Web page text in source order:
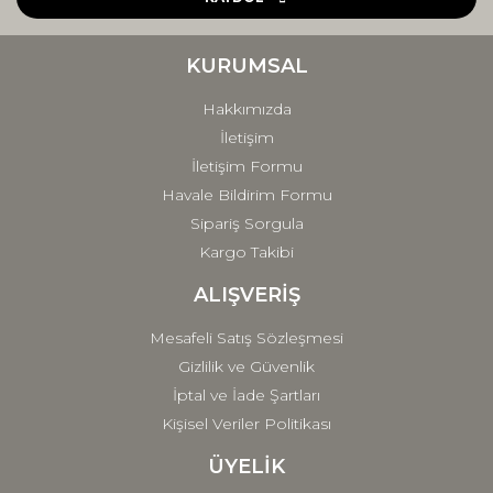
Ürün fiyatı diğer sitelerden daha pahalı.
Gönder
KURUMSAL
Hakkımızda
İletişim
İletişim Formu
Havale Bildirim Formu
Sipariş Sorgula
Kargo Takibi
ALIŞVERİŞ
Mesafeli Satış Sözleşmesi
Gizlilik ve Güvenlik
İptal ve İade Şartları
Kişisel Veriler Politikası
ÜYELİK